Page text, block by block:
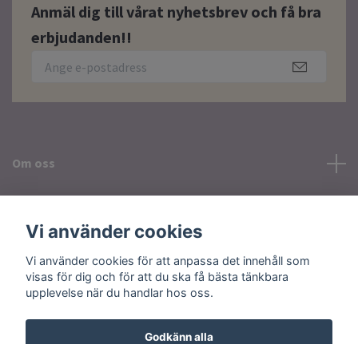
Anmäl dig till vårat nyhetsbrev och få bra
erbjudanden!!
Om oss
Sociala medier
Vi använder cookies
Vi använder cookies för att anpassa det innehåll som
visas för dig och för att du ska få bästa tänkbara
upplevelse när du handlar hos oss.
Godkänn alla